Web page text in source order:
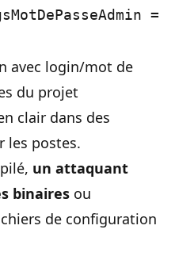
=
avec login/mot de
du projet
clair dans des
les postes.
un attaquant
binaires ou
de configuration